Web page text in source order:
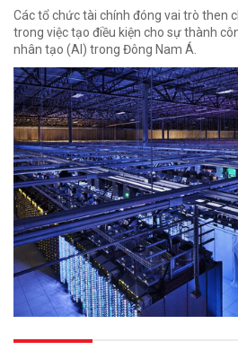
Các tổ chức tài chính đóng vai trò then
trong việc tạo điều kiện cho sự thành
nhân tạo (AI) trong Đông Nam Á.